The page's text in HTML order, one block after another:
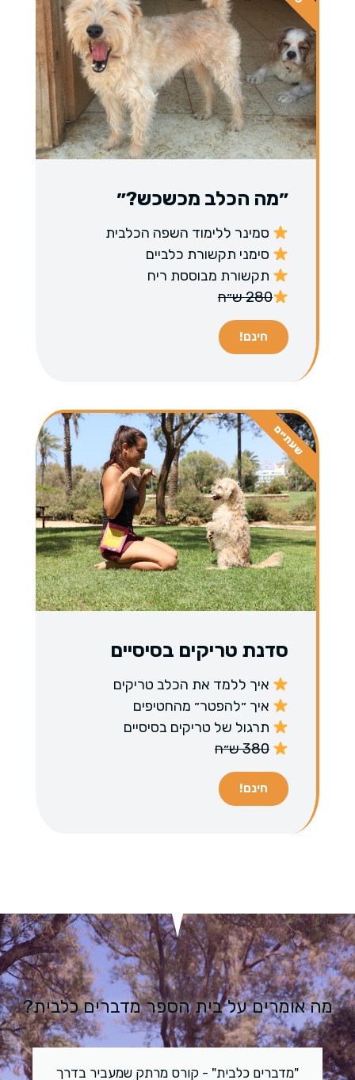
״מה הכלב מכשכש?״
סמינר ללימוד השפה הכלבית
סימני תקשורת כלביים
תקשורת מבוססת ריח
280 ש״ח
חינם!
סדנת טריקים בסיסיים
איך ללמד את הכלב טריקים
איך ״להפטר״ מהחטיפים
תרגול של טריקים בסיסיים
380 ש״ח
חינם!
שעתיים
מה אומרים על בית הספר מדברים כלבית?
כלבית" - קורס מרתק שמעביר בדרך
שני את